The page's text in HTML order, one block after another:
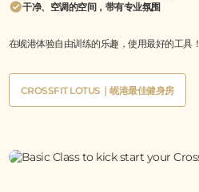
干净、空调的空间，带有专业氛围
在岘港体验自由训练的乐趣，使用最好的工具！
Button
CROSSFIT LOTUS｜岘港最佳健身房
CROSSFIT LOTUS｜岘港最佳健身房